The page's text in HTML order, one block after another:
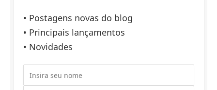
• Postagens novas do blog
• Principais lançamentos
• Novidades